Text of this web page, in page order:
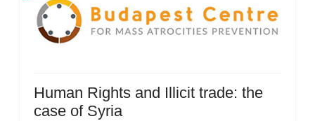
Human Rights and Illicit trade: the
case of Syria